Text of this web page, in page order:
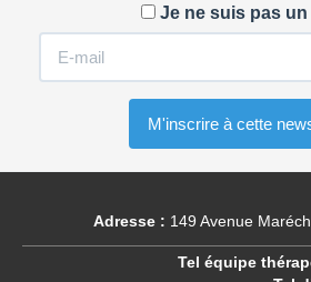
Je ne suis pas
Adresse : 149 Avenue
Tel équipe